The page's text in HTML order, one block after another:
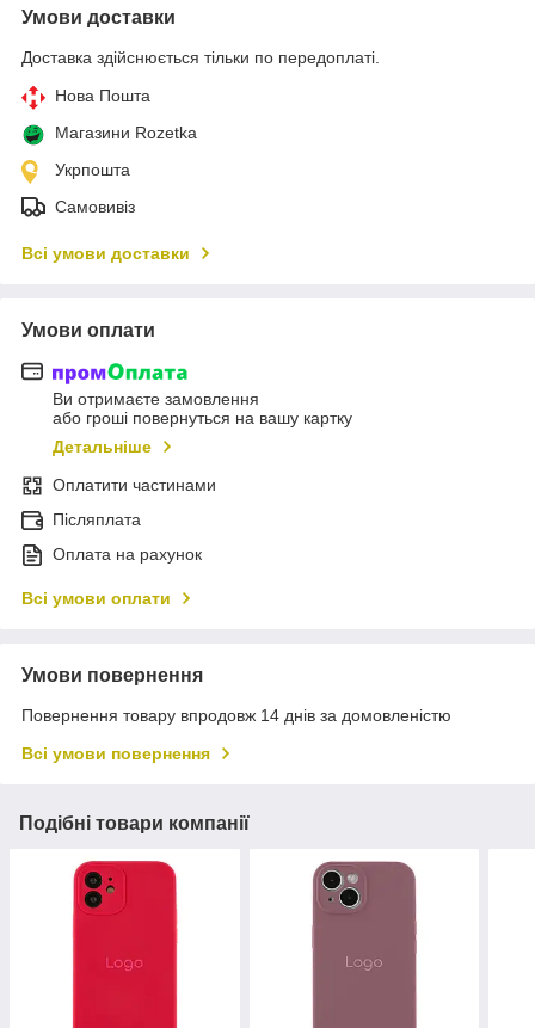
Умови доставки
Доставка здійснюється тільки по передоплаті.
Нова Пошта
Магазини Rozetka
Укрпошта
Самовивіз
Всі умови доставки
Умови оплати
Ви отримаєте замовлення
або гроші повернуться на вашу картку
Детальніше
Оплатити частинами
Післяплата
Оплата на рахунок
Всі умови оплати
Умови повернення
Повернення товару впродовж 14 днів за домовленістю
Всі умови повернення
Подібні товари компанії